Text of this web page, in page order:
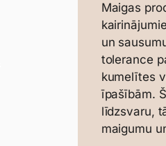
Maigas
un
tolerance
kumelītes
īpašībām.
līdzsvaru,
maigumu